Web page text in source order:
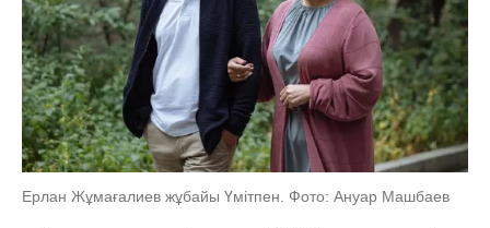
Ерлан Жұмағалиев жұбайы Үмітпен. Фото: Ануар Машбаев